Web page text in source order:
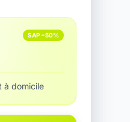
SAP −50%
à domicile